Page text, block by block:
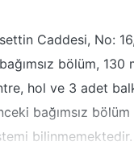
Caddesi, No:
bölüm, 130
hol ve 3 adet
bağımsız